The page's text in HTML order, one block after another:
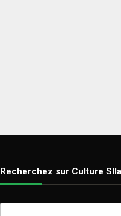
Recherchez sur Culture